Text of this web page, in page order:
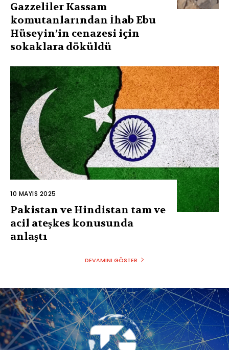
Gazzeliler Kassam
komutanlarından İhab Ebu
Hüseyin’in cenazesi için
sokaklara döküldü
10 MAYIS 2025
Pakistan ve Hindistan tam ve
acil ateşkes konusunda
anlaştı
DEVAMINI GÖSTER